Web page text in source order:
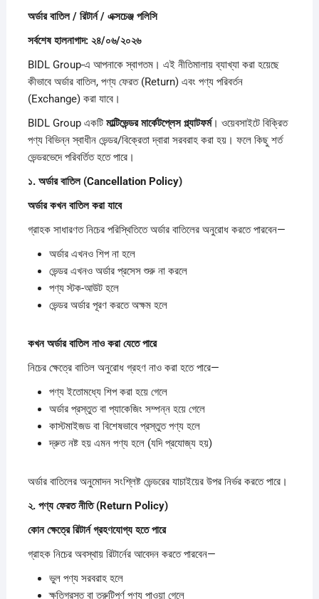
অর্ডারবাতিল / রিটার্ন / এক্সচেঞ্জ পলিসি
সর্বশেষহালনাগাদ: ২৪/০৬/২০২৬
BIDL Group-এ আপনাকে স্বাগতম। এই নীতিমালায় ব্যাখ্যা করা হয়েছে
কীভাবে অর্ডার বাতিল, পণ্য ফেরত (Return) এবং পণ্য পরিবর্তন
(Exchange) করা যাবে।
BIDL Group একটি মাল্টিভেন্ডরমার্কেটপ্লেসপ্ল্যাটফর্ম। ওয়েবসাইটে বিক্রিত
পণ্য বিভিন্ন স্বাধীন ভেন্ডর/বিক্রেতা দ্বারা সরবরাহ করা হয়। ফলে কিছু শর্ত
ভেন্ডরভেদে পরিবর্তিত হতে পারে।
১. অর্ডারবাতিল (Cancellation Policy)
অর্ডারকখনবাতিলকরাযাবে
গ্রাহক সাধারণত নিচের পরিস্থিতিতে অর্ডার বাতিলের অনুরোধ করতে পারবেন—
অর্ডার এখনও শিপ না হলে
ভেন্ডর এখনও অর্ডার প্রসেস শুরু না করলে
পণ্য স্টক-আউট হলে
ভেন্ডর অর্ডার পূরণ করতে অক্ষম হলে
কখনঅর্ডারবাতিলনাওকরাযেতেপারে
নিচের ক্ষেত্রে বাতিল অনুরোধ গ্রহণ নাও করা হতে পারে—
পণ্য ইতোমধ্যে শিপ করা হয়ে গেলে
অর্ডার প্রস্তুত বা প্যাকেজিং সম্পন্ন হয়ে গেলে
কাস্টমাইজড বা বিশেষভাবে প্রস্তুত পণ্য হলে
দ্রুত নষ্ট হয় এমন পণ্য হলে (যদি প্রযোজ্য হয়)
অর্ডার বাতিলের অনুমোদন সংশ্লিষ্ট ভেন্ডরের যাচাইয়ের উপর নির্ভর করতে পারে।
২. পণ্যফেরতনীতি (Return Policy)
কোনক্ষেত্রেরিটার্নগ্রহণযোগ্যহতেপারে
গ্রাহক নিচের অবস্থায় রিটার্নের আবেদন করতে পারবেন—
ভুল পণ্য সরবরাহ হলে
ক্ষতিগ্রস্ত বা ত্রুটিপূর্ণ পণ্য পাওয়া গেলে